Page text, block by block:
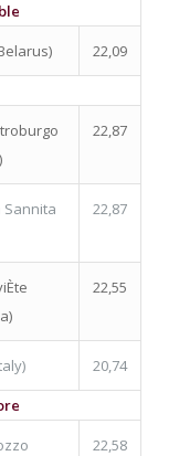
22,09
22,87
Sannita
22,87
22,55
20,74
22,58